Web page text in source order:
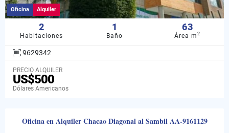
Oficina Alquiler
2
Habitaciones
1
Baño
63
Área m2
9629342
PRECIO ALQUILER
US$500
Dólares Americanos
Oficina en Alquiler Chacao Diagonal al Sambil AA-9161129